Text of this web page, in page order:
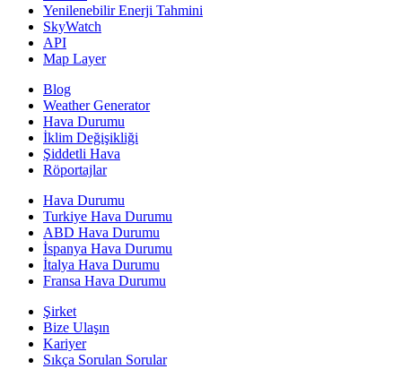
Yenilenebilir Enerji Tahmini
SkyWatch
API
Map Layer
Blog
Weather Generator
Hava Durumu
İklim Değişikliği
Şiddetli Hava
Röportajlar
Hava Durumu
Turkiye Hava Durumu
ABD Hava Durumu
İspanya Hava Durumu
İtalya Hava Durumu
Fransa Hava Durumu
Şirket
Bize Ulaşın
Kariyer
Sıkça Sorulan Sorular